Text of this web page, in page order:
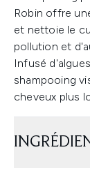
Robin offre
et nettoie le
pollution et
Infusé
shampooing
cheveux plus